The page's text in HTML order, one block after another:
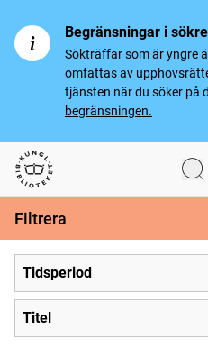
Begränsningar i
Sökträffar som är yngre
omfattas av
tjänsten när du söker på
begränsningen.
Svenska tidningar
Filtrera
Tidsperiod
Titel